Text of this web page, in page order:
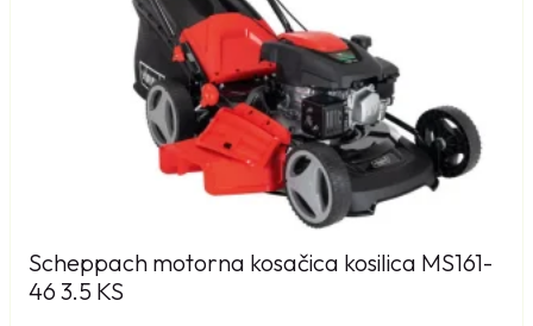
Scheppach motorna kosačica kosilica MS161-
46 3.5 KS